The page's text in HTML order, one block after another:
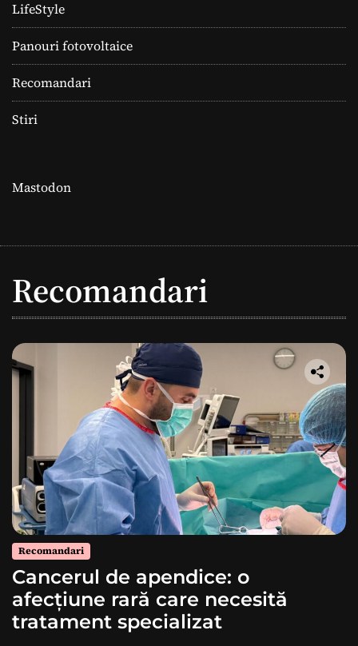
LifeStyle
Panouri fotovoltaice
Recomandari
Stiri
Mastodon
Recomandari
Recomandari
Cancerul de apendice: o
afecțiune rară care necesită
tratament specializat